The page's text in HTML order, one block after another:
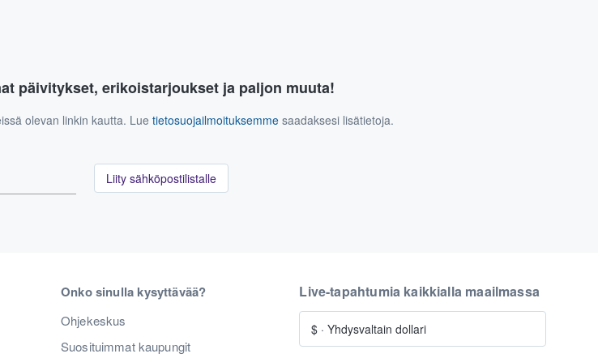
päivitykset, erikoistarjoukset ja paljon muuta!
olevan linkin kautta. Lue tietosuojailmoituksemme saadaksesi lisätietoja.
Liity sähköpostilistalle
Onko sinulla kysyttävää?
Ohjekeskus
Suosituimmat kaupungit
Live-tapahtumia kaikkialla maailmassa
$ ·Yhdysvaltain dollari